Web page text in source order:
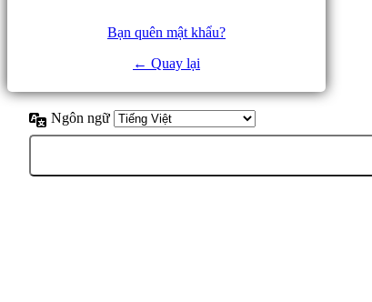
Bạn quên mật khẩu?
← Quay lại
Ngôn ngữ